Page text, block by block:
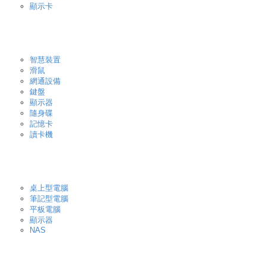
顯示卡
智慧裝置
滑鼠
網通設備
鍵盤
顯示器
隨身碟
記憶卡
讀卡機
桌上型電腦
筆記型電腦
平板電腦
顯示器
NAS